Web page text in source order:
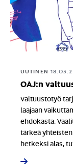
UUTINEN
OAJ:n
Valtuustotyö
laajaan
ehdokasta.
tärkeä
hetkeksi alas,